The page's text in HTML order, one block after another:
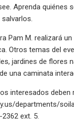
Aprenda quiénes
Pam M. realizará
Otros temas del
jardines de flores
una caminata
interesados ​​deben
departments/
ext. 5.